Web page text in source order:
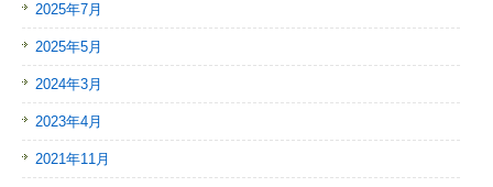
2025年7月
2025年5月
2024年3月
2023年4月
2021年11月